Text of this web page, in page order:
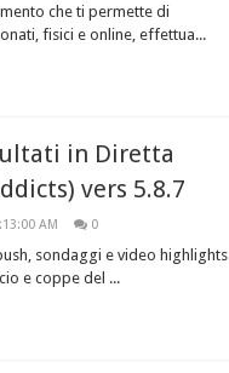
che ti permette di
fisici e online, effettua...
in Diretta
vers 5.8.7
AM 0
sondaggi e video highlights
e coppe del ...